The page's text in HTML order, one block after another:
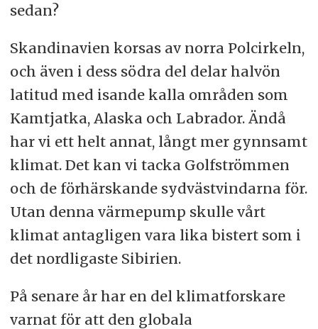
sedan?
Skandinavien korsas av norra Polcirkeln,
och även i dess södra del delar halvön
latitud med isande kalla områden som
Kamtjatka, Alaska och Labrador. Ändå
har vi ett helt annat, långt mer gynnsamt
klimat. Det kan vi tacka Golfströmmen
och de förhärskande sydvästvindarna för.
Utan denna värmepump skulle vårt
klimat antagligen vara lika bistert som i
det nordligaste Sibirien.
På senare år har en del klimatforskare
varnat för att den globala